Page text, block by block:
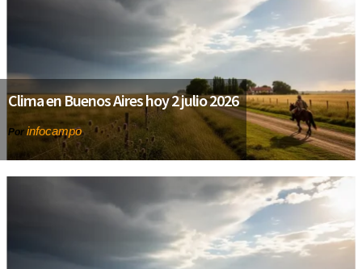
Clima en Buenos Aires hoy 2 julio 2026
Por infocampo